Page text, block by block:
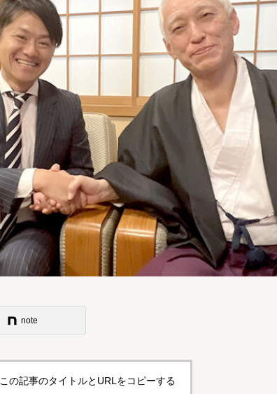
note
この記事のタイトルとURLをコピーする